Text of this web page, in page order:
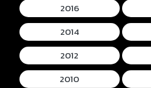
2016
2014
2012
2010